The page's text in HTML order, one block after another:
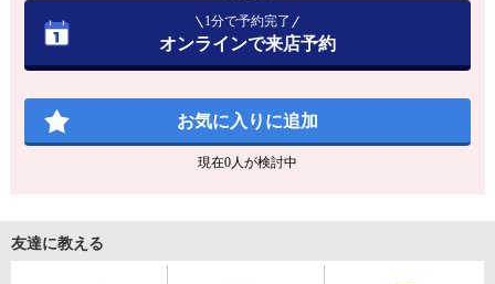
1分で予約完了
オンラインで来店予約
お気に入りに追加
現在0人が検討中
友達に教える